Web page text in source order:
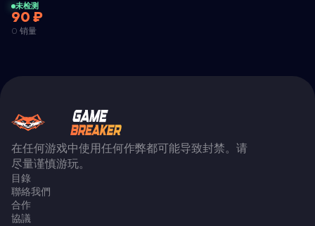
RDMA | EAC
VERSION
未检测
90 ₽
0 销量
在任何游戏中使用任何作弊都可能导致封禁。请
尽量谨慎游玩。
目錄
聯絡我們
合作
協議